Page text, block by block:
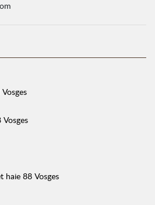
Vosges
haie 88 Vosges